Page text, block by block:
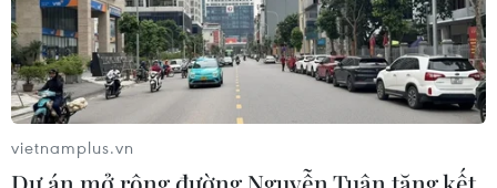
vietnamplus.vn